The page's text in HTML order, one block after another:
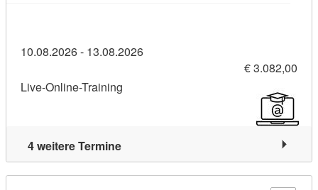
10.08.2026 - 13.08.2026
€ 3.082,00
Live-Online-Training
4 weitere Termine